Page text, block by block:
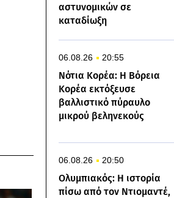
αστυνομικών σε
καταδίωξη
06.08.26 20:55
Νότια Κορέα: Η Βόρεια
Κορέα εκτόξευσε
βαλλιστικό πύραυλο
μικρού βεληνεκούς
06.08.26 20:50
Ολυμπιακός: Η ιστορία
πίσω από τον Ντιομαντέ,